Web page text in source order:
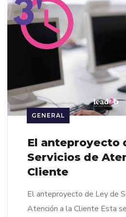
GENERAL
El anteproyecto
Servicios de
Cliente
El anteproyecto de Ley de
Atención a la Cliente Esta